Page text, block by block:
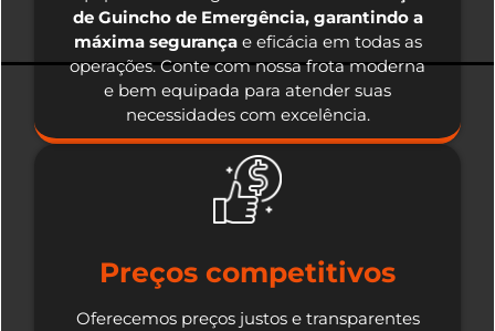
de Guincho de Emergência, garantindo a
máxima segurançae eficácia em todas as
operações. Conte com nossa frota moderna
e bem equipada para atender suas
necessidades com excelência.
Preços competitivos
Oferecemos preços justos e transparentes